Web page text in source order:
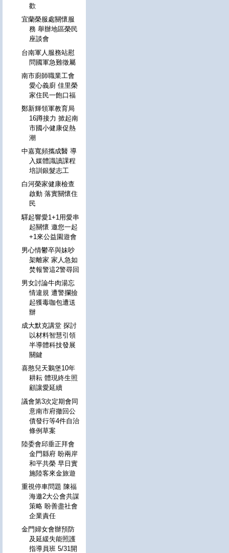
歡
宜蘭榮服處關懷服
務 舉辦地區榮民
座談會
台南軍人服務站慰
問國軍急難徵屬
南市廚師職業工會
愛心義廚 佳里榮
家住民一飽口福
鄭新輝領軍教育局
16蹲接力 掀起南
市國小健康促熱
潮
中嘉寬頻攜成醫 導
入媒體識讀課程
培訓銀髮志工
白河榮家健康檢查
啟動 落實關懷住
民
驛起響愛1+1用愛串
起關懷 邀您一起
+1來公益園遊會
男心情鬱卒與妹吵
架離家 家人急如
焚報警這2警尋回
男女討論牛肉湯忘
情違規 遭警攔撿
起獲毒咖包遭送
辦
成大默克講堂 探討
以材料智慧引領
半導體科技發展
關鍵
喜憨兒天鵝堡10年
耕耘 體現終生照
顧讓愛延續
議會第3次定期會同
意南市府撤回公
債發行等4件自治
條例草案
陸委會邱垂正拜會
金門縣府 盼兩岸
和平共榮 早日實
施陸客來金旅遊
重視停車問題 陳福
海邀2大公會共謀
策略 盼善盡社會
企業責任
金門婦女會辦預防
及延緩失能照護
指導員班 5/31開